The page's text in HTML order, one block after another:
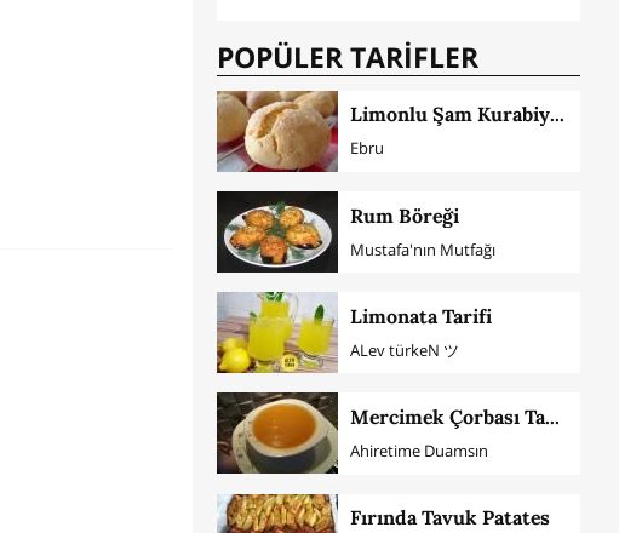
POPÜLER TARİFLER
Limonlu Şam Kurabiyesi
Ebru
Rum Böreği
Mustafa'nın Mutfağı
Limonata Tarifi
ALev türkeN ツ
Mercimek Çorbası Tarifi
Ahiretime Duamsın
Fırında Tavuk Patates